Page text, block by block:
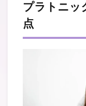
プラトニッ
点